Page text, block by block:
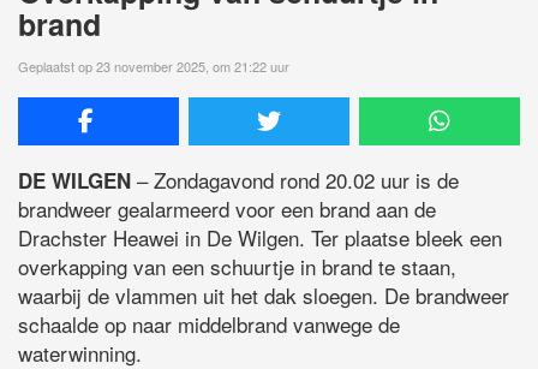
brand
Geplaatst op 23 november 2025, om 21:22 uur
DE WILGEN – Zondagavond rond 20.02 uur is de
brandweer gealarmeerd voor een brand aan de
Drachster Heawei in De Wilgen. Ter plaatse bleek een
overkapping van een schuurtje in brand te staan,
waarbij de vlammen uit het dak sloegen. De brandweer
schaalde op naar middelbrand vanwege de
waterwinning.